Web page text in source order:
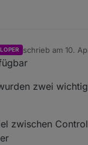
schrieb am 10.
zuletzt editiert von
zwei
zwischen